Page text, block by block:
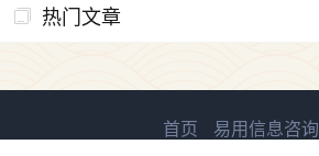
热门文章
首页 易用信息咨询